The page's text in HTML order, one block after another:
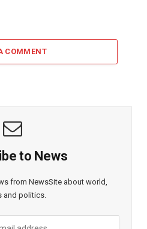
COMMENT
to News
from NewsSite about world,
and politics.